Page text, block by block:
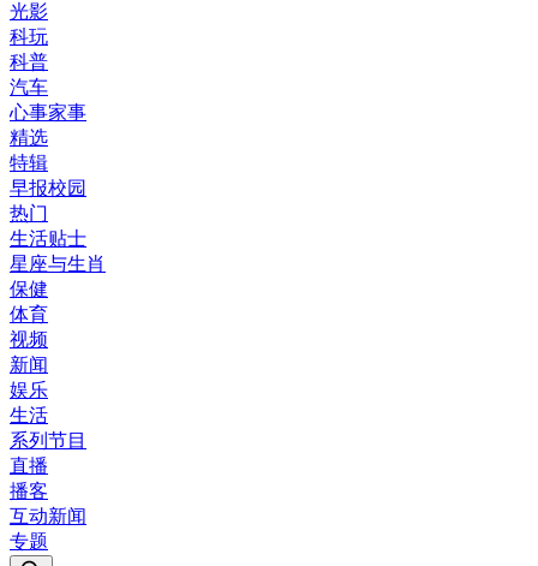
光影
科玩
科普
汽车
心事家事
精选
特辑
早报校园
热门
生活贴士
星座与生肖
保健
体育
视频
新闻
娱乐
生活
系列节目
直播
播客
互动新闻
专题